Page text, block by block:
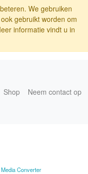
We gebruiken
gebruikt worden om
informatie vindt u in
Shop Neem contact op
Converter